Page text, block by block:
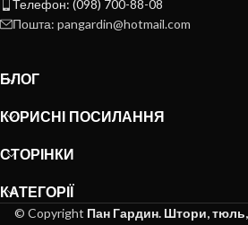
Телефон: (098) 700-88-08
Пошта: pangardin@hotmail.com
БЛОГ
КОРИСНІ ПОСИЛАННЯ
СТОРІНКИ
КАТЕГОРІЇ
© Copyright Пан Гардин. Штори, тюль,